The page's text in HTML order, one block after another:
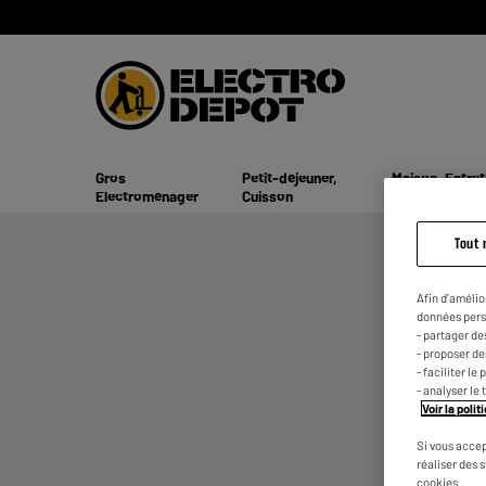
Gros
Electroménager
Petit-déjeuner,
Cuisson
Maison,
Tout
Afin
données
- partager
- proposer
- faciliter le
- analyser le
Voir la
Si vous
réaliser des
cookies.